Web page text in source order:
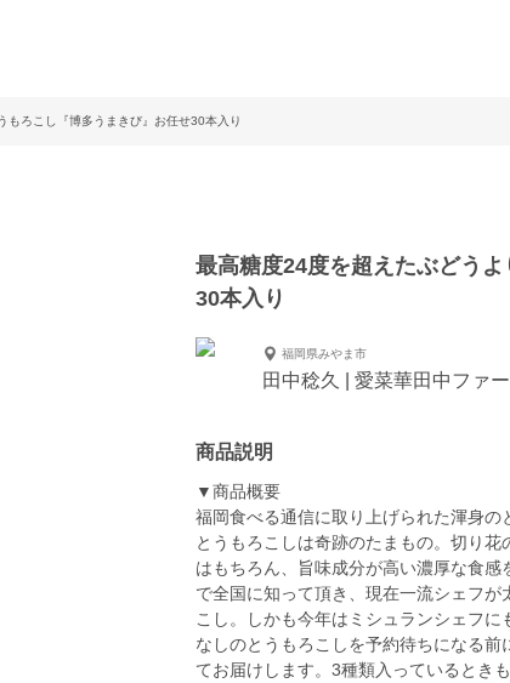
もろこし『博多うまきび』お任せ30本入り
最高糖度24度を超えたぶどう
30本入り
福岡県みやま市
田中稔久 | 愛菜華田中ファ
商品説明
▼商品概要
福岡食べる通信に取り上げられた渾身
とうもろこしは奇跡のたまもの。切り
はもちろん、旨味成分が高い濃厚な食
で全国に知って頂き、現在一流シェフ
こし。しかも今年はミシュランシェフ
なしのとうもろこしを予約待ちになる
てお届けします。3種類入っているときも